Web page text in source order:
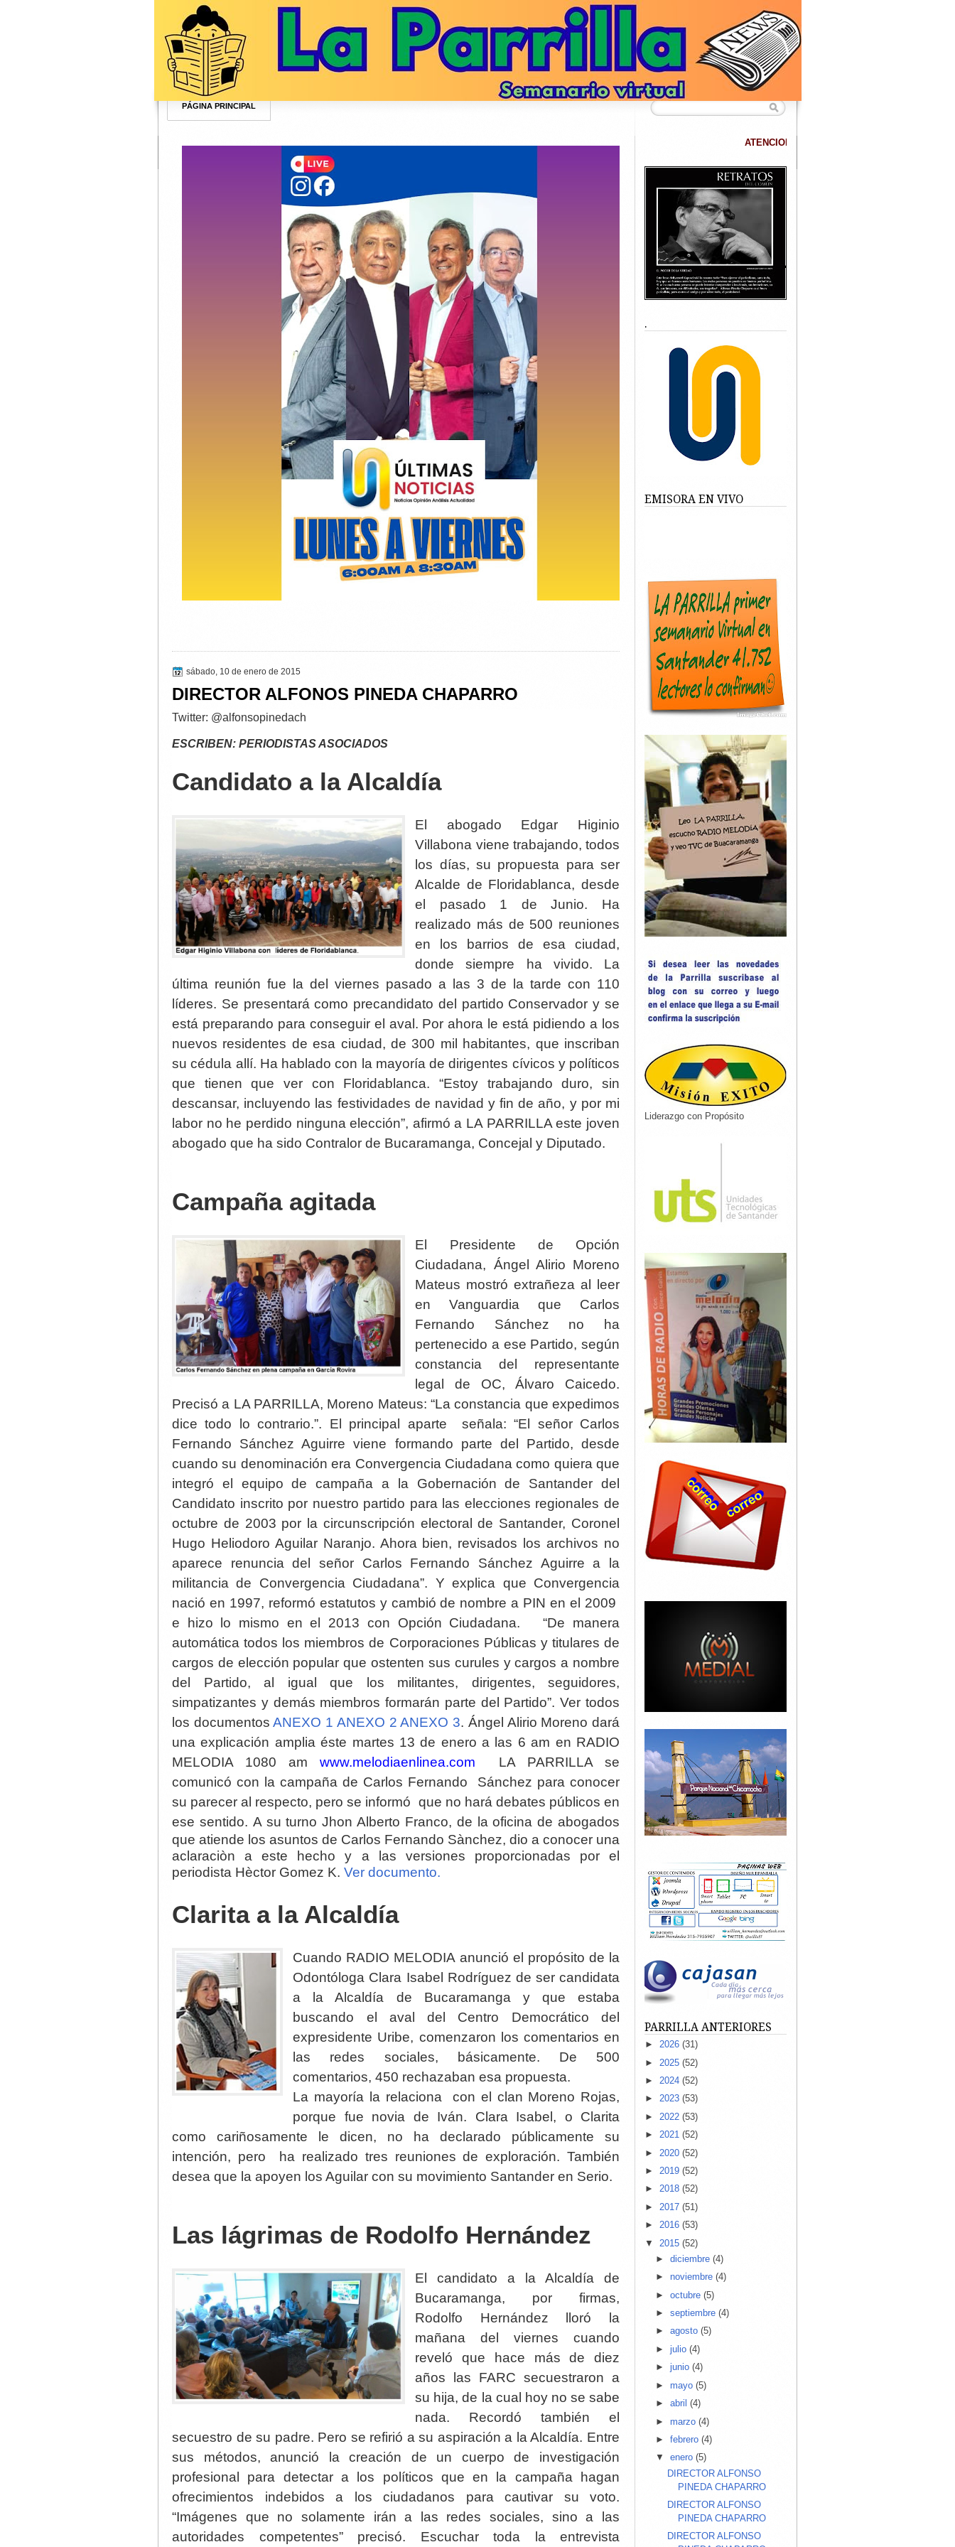
PÁGINA PRINCIPAL
sábado, 10 de enero de 2015
DIRECTOR ALFONOS PINEDA CHAPARRO
Twitter: @alfonsopinedach
ESCRIBEN: PERIODISTAS ASOCIADOS
Candidato a la Alcaldía
El abogado Edgar Higinio
Villabona viene trabajando, todos
los días, su propuesta para ser
Alcalde de Floridablanca, desde
el pasado 1 de Junio. Ha
realizado más de 500 reuniones
en los barrios de esa ciudad,
donde siempre ha vivido. La
última reunión fue la del viernes pasado a las 3 de la tarde con 110
líderes. Se presentará como precandidato del partido Conservador y se
está preparando para conseguir el aval. Por ahora le está pidiendo a los
nuevos residentes de esa ciudad, de 300 mil habitantes, que inscriban
su cédula allí. Ha hablado con la mayoría de dirigentes cívicos y políticos
que tienen que ver con Floridablanca. “Estoy trabajando duro, sin
descansar, incluyendo las festividades de navidad y fin de año, y por mi
labor no he perdido ninguna elección”, afirmó a LA PARRILLA este joven
abogado que ha sido Contralor de Bucaramanga, Concejal y Diputado.
Campaña agitada
El Presidente de Opción
Ciudadana, Ángel Alirio Moreno
Mateus mostró extrañeza al leer
en Vanguardia que Carlos
Fernando Sánchez no ha
pertenecido a ese Partido, según
constancia del representante
legal de OC, Álvaro Caicedo.
Precisó a LA PARRILLA, Moreno Mateus: “La constancia que expedimos
dice todo lo contrario.”. El principal aparte señala: “El señor Carlos
Fernando Sánchez Aguirre viene formando parte del Partido, desde
cuando su denominación era Convergencia Ciudadana como quiera que
integró el equipo de campaña a la Gobernación de Santander del
Candidato inscrito por nuestro partido para las elecciones regionales de
octubre de 2003 por la circunscripción electoral de Santander, Coronel
Hugo Heliodoro Aguilar Naranjo. Ahora bien, revisados los archivos no
aparece renuncia del señor Carlos Fernando Sánchez Aguirre a la
militancia de Convergencia Ciudadana”. Y explica que Convergencia
nació en 1997, reformó estatutos y cambió de nombre a PIN en el 2009
e hizo lo mismo en el 2013 con Opción Ciudadana. “De manera
automática todos los miembros de Corporaciones Públicas y titulares de
cargos de elección popular que ostenten sus curules y cargos a nombre
del Partido, al igual que los militantes, dirigentes, seguidores,
simpatizantes y demás miembros formarán parte del Partido”. Ver todos
los documentosANEXO 1 ANEXO 2 ANEXO 3. Ángel Alirio Moreno dará
una explicación amplia éste martes 13 de enero a las 6 am en RADIO
MELODIA 1080 am www.melodiaenlinea.com LA PARRILLA se
comunicó con la campaña de Carlos Fernando Sánchez para conocer
su parecer al respecto, pero se informó que no hará debates públicos en
ese sentido. A su turno Jhon Alberto Franco, de la oficina de abogados
que atiende los asuntos de Carlos Fernando Sànchez, dio a conocer una
aclaraciòn a este hecho y a las versiones proporcionadas por el
periodista Hèctor Gomez K. Ver documento.
Clarita a la Alcaldía
Cuando RADIO MELODIA anunció el propósito de la
Odontóloga Clara Isabel Rodríguez de ser candidata
a la Alcaldía de Bucaramanga y que estaba
buscando el aval del Centro Democrático del
expresidente Uribe, comenzaron los comentarios en
las redes sociales, básicamente. De 500
comentarios, 450 rechazaban esa propuesta.
La mayoría la relaciona con el clan Moreno Rojas,
porque fue novia de Iván. Clara Isabel, o Clarita
como cariñosamente le dicen, no ha declarado públicamente su
intención, pero ha realizado tres reuniones de exploración. También
desea que la apoyen los Aguilar con su movimiento Santander en Serio.
Las lágrimas de Rodolfo Hernández
El candidato a la Alcaldía de
Bucaramanga, por firmas,
Rodolfo Hernández lloró la
mañana del viernes cuando
reveló que hace más de diez
años las FARC secuestraron a
su hija, de la cual hoy no se sabe
nada. Recordó también el
secuestro de su padre. Pero se refirió a su aspiración a la Alcaldía. Entre
sus métodos, anunció la creación de un cuerpo de investigación
profesional para detectar a los políticos que en la campaña hagan
ofrecimientos indebidos a los ciudadanos para cautivar su voto.
“Imágenes que no solamente irán a las redes sociales, sino a las
autoridades competentes” precisó. Escuchar toda la entrevista
DATANET confirma que hemos superado los 40.000
.
EMISORA EN VIVO
Liderazgo con Propósito
PARRILLA ANTERIORES
► 2026 (31)
► 2025 (52)
► 2024 (52)
► 2023 (53)
► 2022 (53)
► 2021 (52)
► 2020 (52)
► 2019 (52)
► 2018 (52)
► 2017 (51)
► 2016 (53)
▼ 2015 (52)
►diciembre (4)
►noviembre (4)
►octubre (5)
►septiembre (4)
►agosto (5)
►julio (4)
►junio (4)
►mayo (5)
►abril (4)
►marzo (4)
►febrero (4)
▼enero (5)
DIRECTOR ALFONSO
PINEDA CHAPARRO
DIRECTOR ALFONSO
PINEDA CHAPARRO
DIRECTOR ALFONSO